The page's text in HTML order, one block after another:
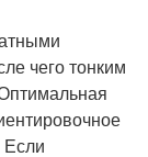
чего тонким
Если